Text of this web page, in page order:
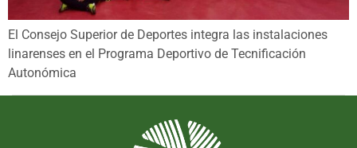
El Consejo Superior de Deportes integra las instalaciones
linarenses en el Programa Deportivo de Tecnificación
Autonómica